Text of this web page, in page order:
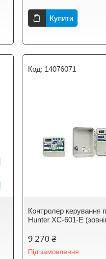
Купити
14076071
Контролер керування
Hunter XC-601-E
9 270 ₴
Під замовлення